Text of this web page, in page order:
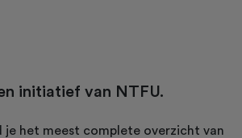
initiatief van NTFU.
je het meest complete overzicht van